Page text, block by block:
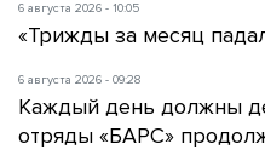
6 августа 2026 - 10:05
«Трижды за месяц
6 августа 2026 - 09:28
Каждый день должны
отряды «БАРС»